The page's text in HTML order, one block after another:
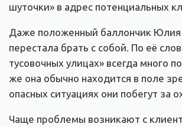
шуточки» в адрес потенциальных
Даже положенный баллончик
перестала брать с собой. По её
тусовочных улицах» всегда много
же она обычно находится в поле
опасных ситуациях они побегут за
Чаще проблемы возникают с